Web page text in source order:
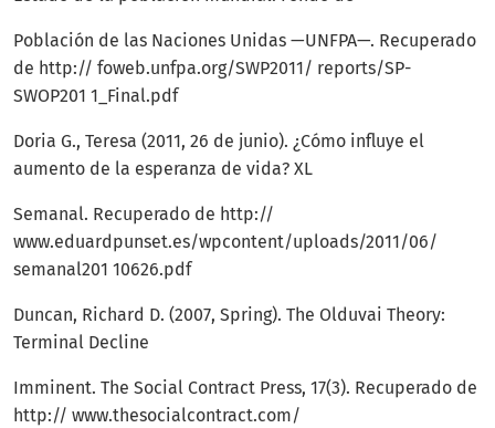
Población de las Naciones Unidas —UNFPA—. Recuperado
de http:// foweb.unfpa.org/SWP2011/ reports/SP-
SWOP201 1_Final.pdf
Doria G., Teresa (2011, 26 de junio). ¿Cómo influye el
aumento de la esperanza de vida? XL
Semanal. Recuperado de http://
www.eduardpunset.es/wpcontent/uploads/2011/06/
semanal201 10626.pdf
Duncan, Richard D. (2007, Spring). The Olduvai Theory:
Terminal Decline
Imminent. The Social Contract Press, 17(3). Recuperado de
http:// www.thesocialcontract.com/